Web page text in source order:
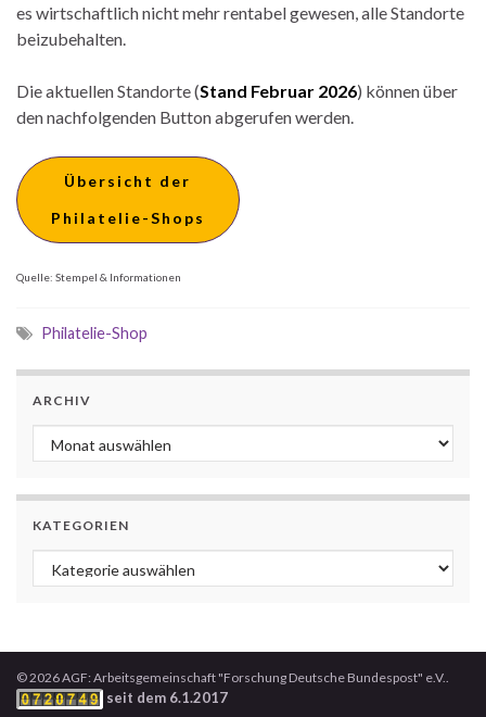
es wirtschaftlich nicht mehr rentabel gewesen, alle Standorte
beizubehalten.
Die aktuellen Standorte (Stand Februar 2026) können über
den nachfolgenden Button abgerufen werden.
Übersicht der
Philatelie-Shops
Quelle: Stempel & Informationen
Philatelie-Shop
ARCHIV
Archiv
KATEGORIEN
Kategorien
© 2026 AGF: Arbeitsgemeinschaft "Forschung Deutsche Bundespost" e.V..
seit dem 6.1.2017